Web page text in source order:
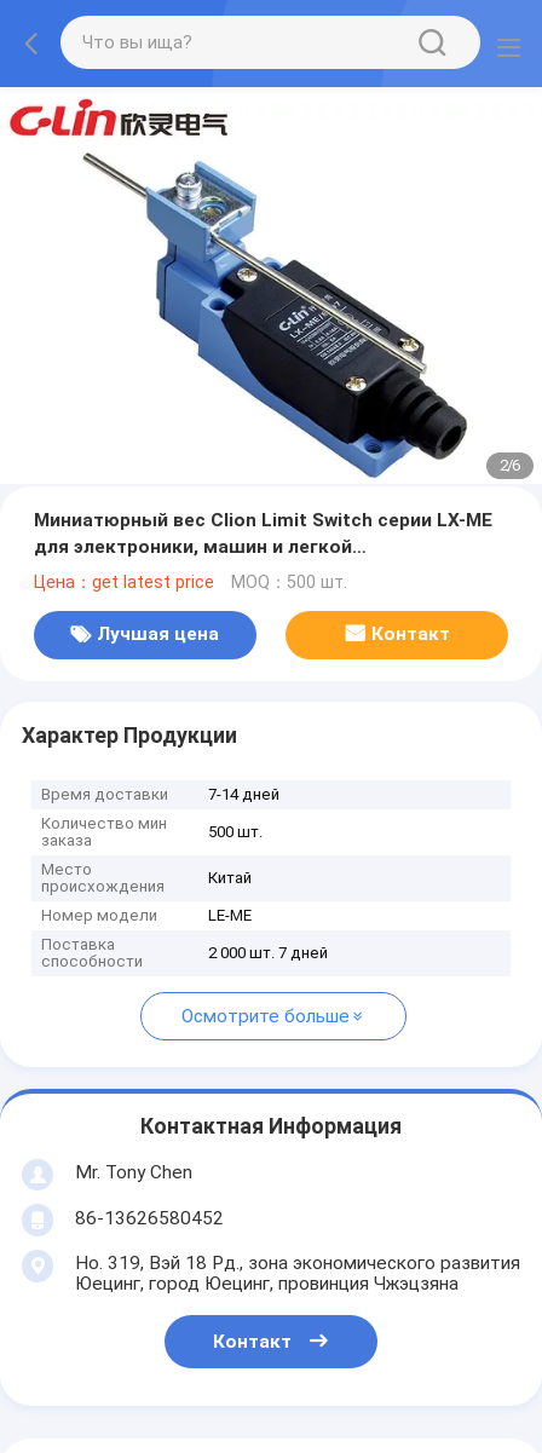
2/6
Миниатюрный вес Clion Limit Switch серии LX-ME
для электроники, машин и легкой
промышленности
Цена：get latest price MOQ：500 шт.
Лучшая цена Контакт
Характер Продукции
Время доставки
7-14 дней
Количество мин
заказа
500 шт.
Место
происхождения
Китай
Номер модели
LE-ME
Поставка
способности
2 000 шт. 7 дней
Осмотрите больше
Контактная Информация
Mr. Tony Chen
86-13626580452
Но. 319, Вэй 18 Рд., зона экономического развития
Юецинг, город Юецинг, провинция Чжэцзяна
Контакт